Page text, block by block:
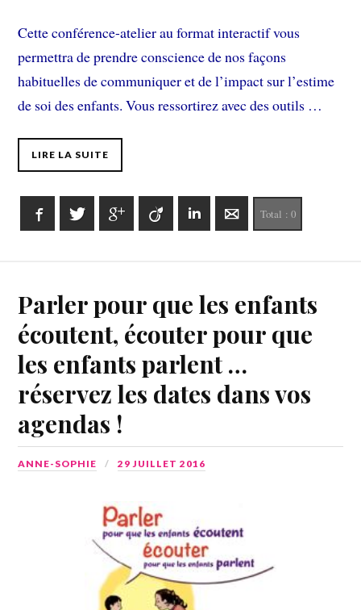
Cette conférence-atelier au format interactif vous
permettra de prendre conscience de nos façons
habituelles de communiquer et de l’impact sur l’estime
de soi des enfants. Vous ressortirez avec des outils …
LIRE LA SUITE
FacebookTwitter Google+ Viadeo LinkedInE-mailTotal : 0
Parler pour que les enfants
écoutent, écouter pour que
les enfants parlent …
réservez les dates dans vos
agendas !
ANNE-SOPHIE 29 JUILLET 2016